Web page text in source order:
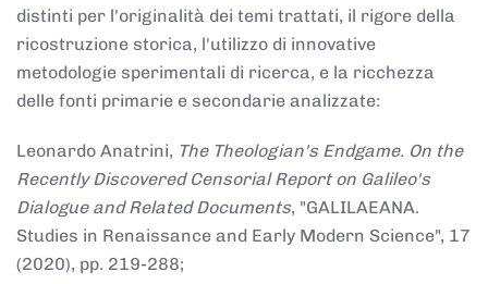
distinti per l'originalità dei temi trattati, il rigore della
ricostruzione storica, l'utilizzo di innovative
metodologie sperimentali di ricerca, e la ricchezza
delle fonti primarie e secondarie analizzate:
Leonardo Anatrini, The Theologian's Endgame. On the
Recently Discovered Censorial Report on Galileo's
Dialogue and Related Documents, "GALILAEANA.
Studies in Renaissance and Early Modern Science", 17
(2020), pp. 219-288;